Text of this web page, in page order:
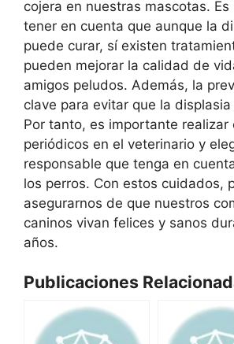
cojera en nuestras mascotas.
tener en cuenta que aunque la
puede curar, sí existen
pueden mejorar la calidad de
amigos peludos. Además, la
clave para evitar que la
Por tanto, es importante realizar
periódicos en el veterinario y
responsable que tenga en
los perros. Con estos cuidados,
asegurarnos de que nuestros
caninos vivan felices y sanos
años.
Publicaciones